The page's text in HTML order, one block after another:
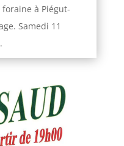
à Piégut-
Samedi 11